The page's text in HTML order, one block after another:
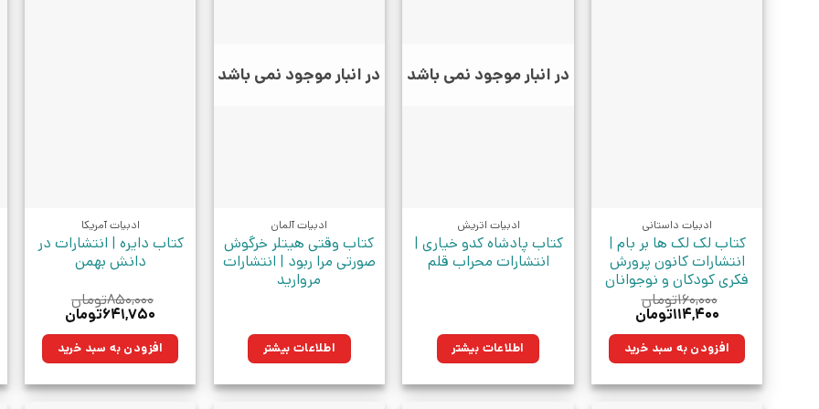
ادبیات داستانی
کتاب لک لک ها بر بام |
انتشارات کانون پرورش
فکری کودکان و نوجوانان
۱۶۰,۰۰۰تومان
قیمت
۱۶۰,۰۰۰تومان
بود.
۱۱۴,۴۰۰تومان
۱۱۴,۴۰۰تومان.افزودن به سبد خرید
در انبار موجود نمی باشد
ادبیات اتریش
کتاب پادشاه کدو خیاری |
انتشارات محراب قلم
اطلاعات بیشتر
در انبار موجود نمی باشد
ادبیات آلمان
کتاب وقتی هیتلر خرگوش
صورتی مرا ربود | انتشارات
مروارید
اطلاعات بیشتر
ادبیات آمریکا
کتاب دایره | انتشارات در
دانش بهمن
۸۵۰,۰۰۰تومان
قیمت
۸۵۰,۰۰۰تومان
بود.
۶۴۱,۷۵۰تومانقیمت
۶۴۱,۷۵۰تومان.افزودن به سبد خرید